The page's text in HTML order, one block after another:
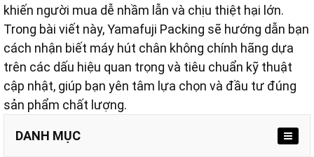
khiến người mua dễ nhầm lẫn và chịu thiệt hại lớn.
Trong bài viết này, Yamafuji Packing sẽ hướng dẫn bạn
cách nhận biết máy hút chân không chính hãng dựa
trên các dấu hiệu quan trọng và tiêu chuẩn kỹ thuật
cập nhật, giúp bạn yên tâm lựa chọn và đầu tư đúng
sản phẩm chất lượng.
DANH MỤC